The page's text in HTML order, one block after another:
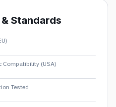
Standards
Compatibility (USA)
Tested